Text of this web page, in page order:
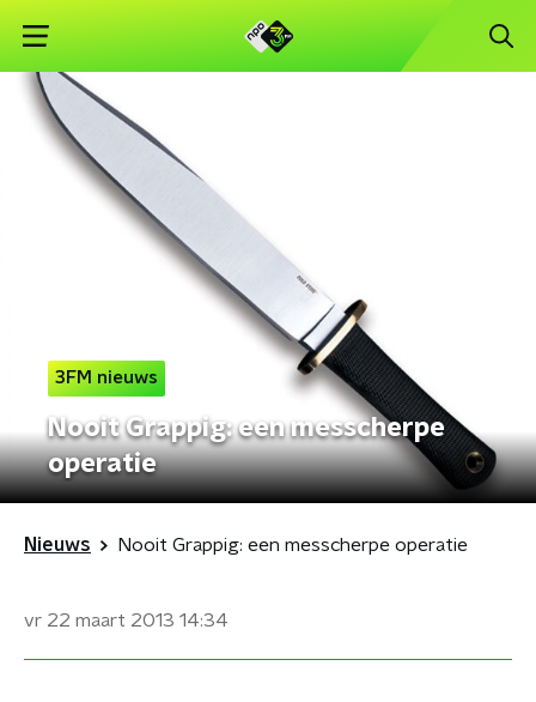
3FM nieuws
Nooit Grappig: een messcherpe
operatie
Nieuws Nooit Grappig: een messcherpe operatie
vr 22 maart 2013 14:34